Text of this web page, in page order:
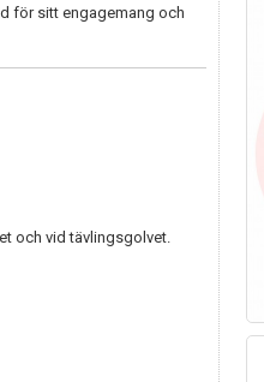
för sitt engagemang och
och vid tävlingsgolvet.